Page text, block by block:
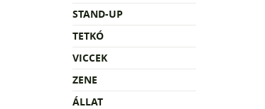
STAND-UP
TETKÓ
VICCEK
ZENE
ÁLLAT